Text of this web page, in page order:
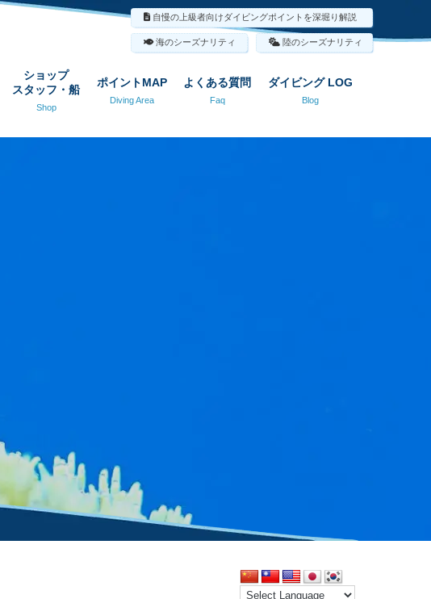
ショップ
スタッフ・船
Shop
ポイントMAP
Diving Area
よくある質問
Faq
ダイビング LOG
Blog
自慢の上級者向けダイビングポイントを深堀り解説
海のシーズナリティ 陸のシーズナリティ